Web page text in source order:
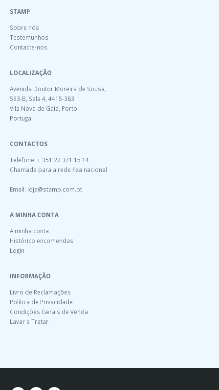
STAMP
Sobre nós
Testemunhos
Contacte-nos
LOCALIZAÇÃO
Avenida Doutor Moreira de Sousa,
593-B, Sala 4, 4415-383
Vila Nova de Gaia, Porto
Portugal
CONTACTOS
Telefone: + 351 22 371 15 14
Chamada para a rede fixa nacional
Email: loja@stamp.com.pt
A MINHA CONTA
A minha conta
Histórico encomendas
Login
INFORMAÇÃO
Livro de Reclamações
Política de Privacidade
Condições Gerais de Venda
Lavar e Tratar